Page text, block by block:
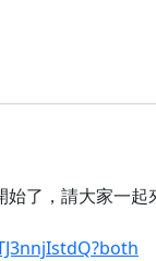
了，請大家一起